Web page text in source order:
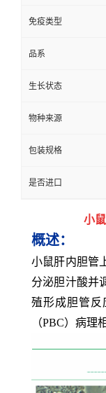
免疫类型
品系
生长状态
物种来源
包装规格
是否进口
小
概述：
小鼠肝内胆管
分泌胆汁酸并
殖形成胆管反
（PBC）病理